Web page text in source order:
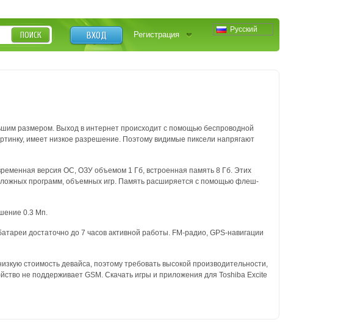
Русский
ВХОД Регистрация
ПОИСК
размером. Выход в интернет происходит с помощью беспроводной
имеет низкое разрешение. Поэтому видимые пиксели напрягают
версия ОС, ОЗУ объемом 1 Гб, встроенная память 8 Гб. Этих
программ, объемных игр. Память расширяется с помощью флеш-
0.3 Мп.
достаточно до 7 часов активной работы. FM-радио, GPS-навигации
стоимость девайса, поэтому требовать высокой производительности,
не поддерживает GSM. Скачать игры и приложения для Toshiba Excite